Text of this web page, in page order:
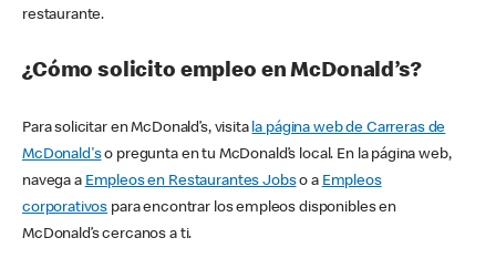
restaurante.
¿Cómo solicito empleo en McDonald’s?
Para solicitar en McDonald’s, visita la página web de Carreras de
McDonald'so pregunta en tu McDonald’s local. En la página web,
navega a Empleos en Restaurantes Jobso a Empleos
corporativos para encontrar los empleos disponibles en
McDonald’s cercanos a ti.